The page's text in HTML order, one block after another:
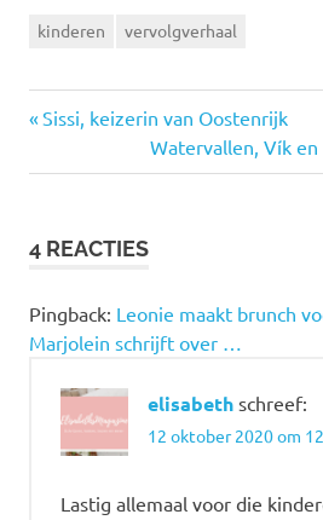
kinderen vervolgverhaal
Bericht
navigatie
Vorige
Sissi, keizerin van Oostenrijk
Volgende
bericht:
Watervallen, Vík
4 REACTIES
Pingback: Leonie maakt brunch
Marjolein schrijft over …
elisabeth schreef:
12 oktober 2020 om
Lastig allemaal voor die